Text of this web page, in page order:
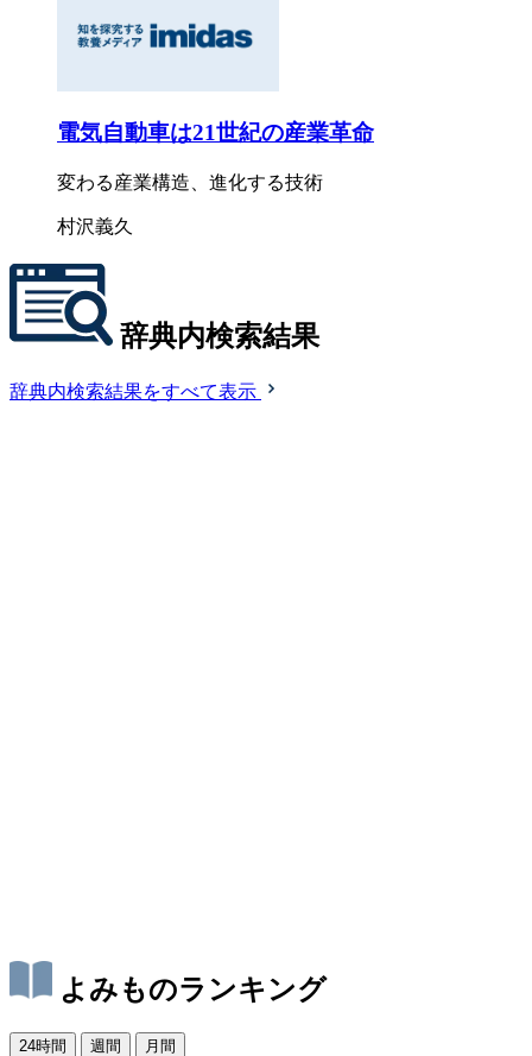
電気自動車は21世紀の産業革命
変わる産業構造、進化する技術
村沢義久
辞典内検索結果
辞典内検索結果をすべて表示
よみものランキング
24時間 週間 月間